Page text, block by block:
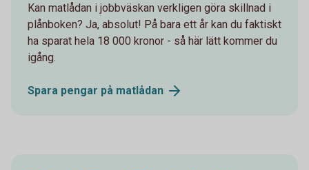
Kan matlådan i jobbväskan verkligen göra skillnad i
plånboken? Ja, absolut! På bara ett år kan du faktiskt
ha sparat hela 18 000 kronor - så här lätt kommer du
igång.
Spara pengar på matlådan